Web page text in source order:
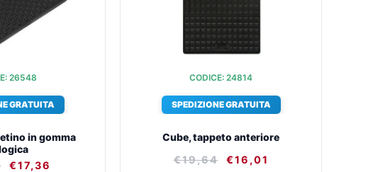
26548
GRATUITA
in gomma
€17,36
CODICE: 24814
SPEDIZIONE GRATUITA
Cube, tappeto anteriore
€19,64 €16,01